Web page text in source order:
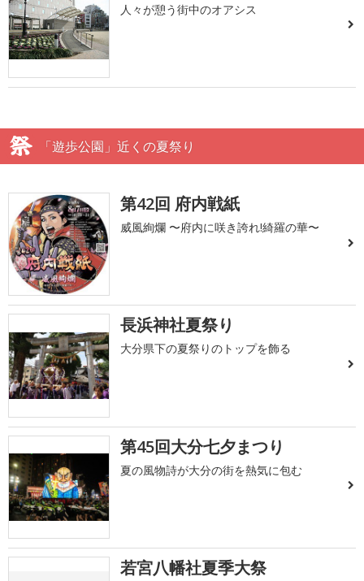
人々が憩う街中のオアシス
「遊歩公園」近くの夏祭り
第42回 府内戦紙
威風絢爛 〜府内に咲き誇れ!綺羅の華〜
長浜神社夏祭り
大分県下の夏祭りのトップを飾る
第45回大分七夕まつり
夏の風物詩が大分の街を熱気に包む
若宮八幡社夏季大祭